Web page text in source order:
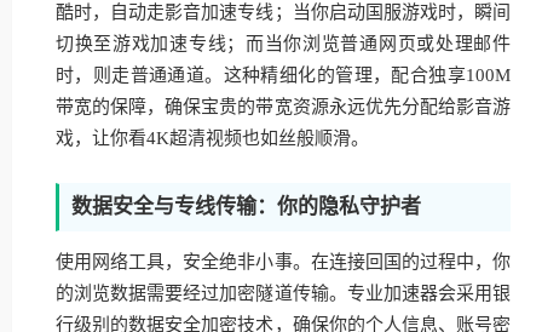
酷时，自动走影音加速专线；当你启动国服游戏时，瞬间
切换至游戏加速专线；而当你浏览普通网页或处理邮件
时，则走普通通道。这种精细化的管理，配合独享100M
带宽的保障，确保宝贵的带宽资源永远优先分配给影音游
戏，让你看4K超清视频也如丝般顺滑。
数据安全与专线传输：你的隐私守护者
使用网络工具，安全绝非小事。在连接回国的过程中，你
的浏览数据需要经过加密隧道传输。专业加速器会采用银
行级别的数据安全加密技术，确保你的个人信息、账号密